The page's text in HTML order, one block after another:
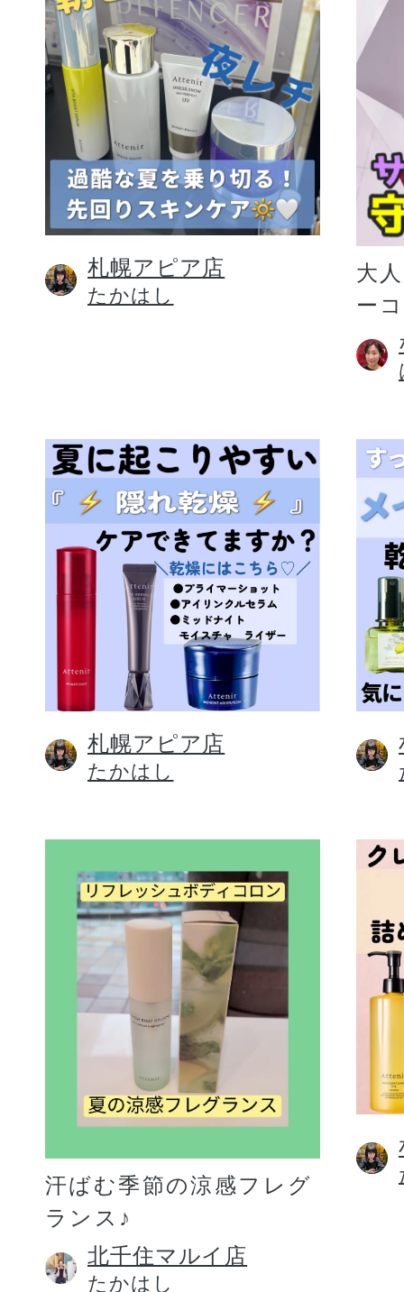
札幌アピア店
たかはし
大
ー
札幌アピア店
たかはし
汗ばむ季節の涼感フレグ
ランス♪
北千住マルイ店
たかはし